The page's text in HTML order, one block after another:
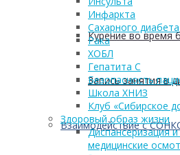
Курение во время
Запись занятия в
Взаимодействие с
Инфаркта
Сахарного диабета
Рака
ХОБЛ
Гепатита С
Безопасность
Школа ХНИЗ
Клуб «Сибирское
Здоровый образ жизни
Диспансеризация
медицинские